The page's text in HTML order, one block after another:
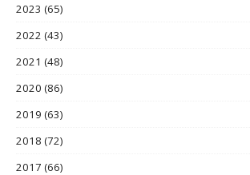
2023 (65)
2022 (43)
2021 (48)
2020 (86)
2019 (63)
2018 (72)
2017 (66)